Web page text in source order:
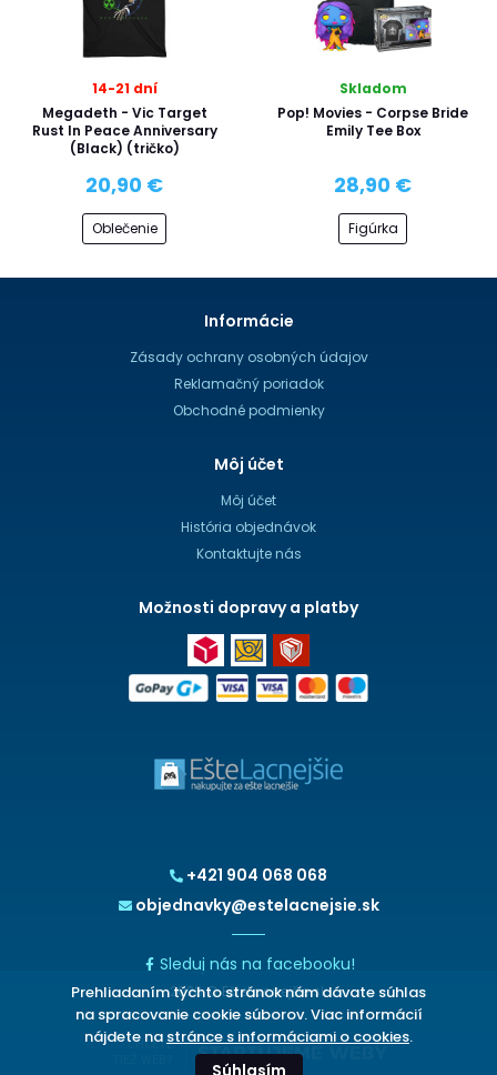
14-21 dní
Megadeth - Vic Target
Rust In Peace Anniversary
(Black) (tričko)
20,90 €
Oblečenie
Skladom
Pop! Movies - Corpse Bride
Emily Tee Box
28,90 €
Figúrka
+421 904 068 068
objednavky@estelacnejsie.sk
Sleduj nás na facebooku!
2026 © EšteLacnejšie.sk
Informácie
Zásady ochrany osobných údajov
Reklamačný poriadok
Obchodné podmienky
Môj účet
Môj účet
História objednávok
Kontaktujte nás
Možnosti dopravy a platby
CHCETE
Prehliadaním týchto stránok nám dávate súhlas
na spracovanie cookie súborov. Viac informácií
nájdete na stránce s informáciami o cookies.
Súhlasím